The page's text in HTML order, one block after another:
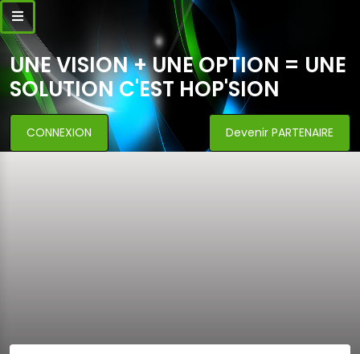
UNE VISION + UNE OPTION = UNE
SOLUTION C'EST HOP'SION
CONNEXION Devenir PARTENAIRE